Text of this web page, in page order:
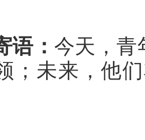
语： 今天，青
； 未来，他